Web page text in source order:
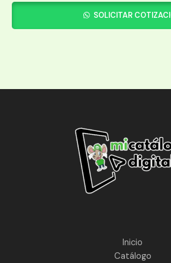
SOLICITAR
Inicio
Catálogo